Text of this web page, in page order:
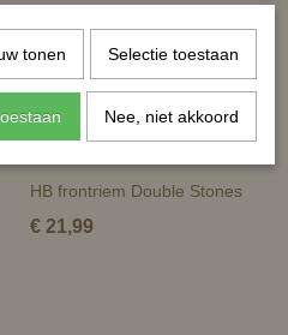
HB frontriem Double Stones
€ 21,99
tonen Selectie toestaan
Nee, niet akkoord